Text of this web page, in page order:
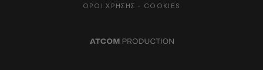
ΟΡΟΙ ΧΡΗΣΗΣ - COOKIES